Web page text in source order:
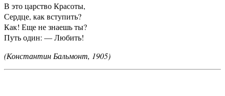
В это царство Красоты,
Сердце, как вступить?
Как! Еще не знаешь ты?
Путь один: — Любить!
(Константин Бальмонт, 1905)